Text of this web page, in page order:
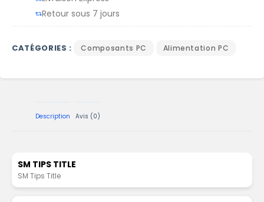
Retour sous 7 jours
CATÉGORIES : Composants PC Alimentation PC
Description Avis (0)
SM TIPS TITLE
SM Tips Title